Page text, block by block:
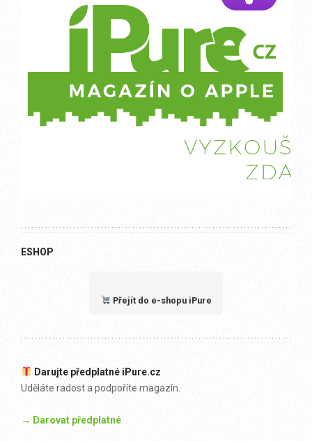
ESHOP
Přejít do e-shopu iPure
Darujte předplatné iPure.cz
Uděláte radost a podpoříte magazín.
→ Darovat předplatné